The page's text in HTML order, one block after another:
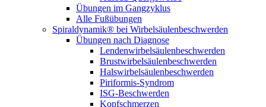
Übungen im Gangzyklus
Alle Fußübungen
Spiraldynamik® bei Wirbelsäulen­beschwerden
Übungen nach Diagnose
Lendenwirbel­säulen­beschwerden
Brustwirbel­säulen­beschwerden
Halswirbel­säulen­beschwerden
Piriformis-Syndrom
ISG-Beschwerden
Kopfschmerzen